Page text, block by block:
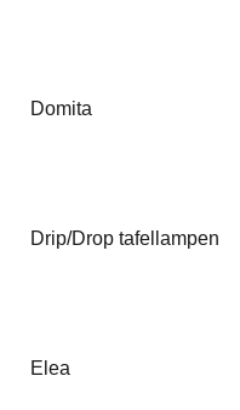
Domita
Drip/Drop tafellampen
Elea